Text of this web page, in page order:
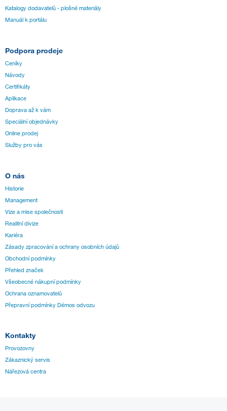
Katalogy dodavatelů - plošné materiály
Manuál k portálu
Podpora prodeje
Ceníky
Návody
Certifikáty
Aplikace
Doprava až k vám
Speciální objednávky
Online prodej
Služby pro vás
O nás
Historie
Management
Vize a mise společnosti
Realitní divize
Kariéra
Zásady zpracování a ochrany osobních údajů
Obchodní podmínky
Přehled značek
Všeobecné nákupní podmínky
Ochrana oznamovatelů
Přepravní podmínky Démos odvozu
Kontakty
Provozovny
Zákaznický servis
Nářezová centra